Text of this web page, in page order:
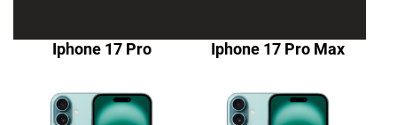
Iphone 17 Pro Iphone 17 Pro Max